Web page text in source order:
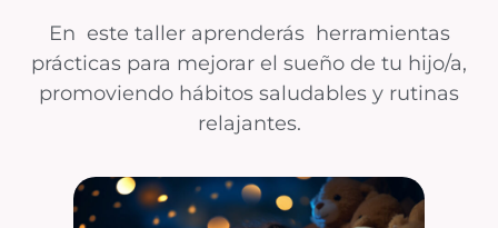
En este taller aprenderás herramientas
prácticas para mejorar el sueño de tu hijo/a,
promoviendo hábitos saludables y rutinas
relajantes.